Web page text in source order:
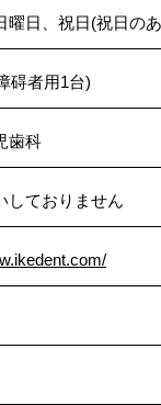
曜日、祝日(祝日の
者用1台)
歯科
しておりません